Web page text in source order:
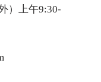
）上午9:30-